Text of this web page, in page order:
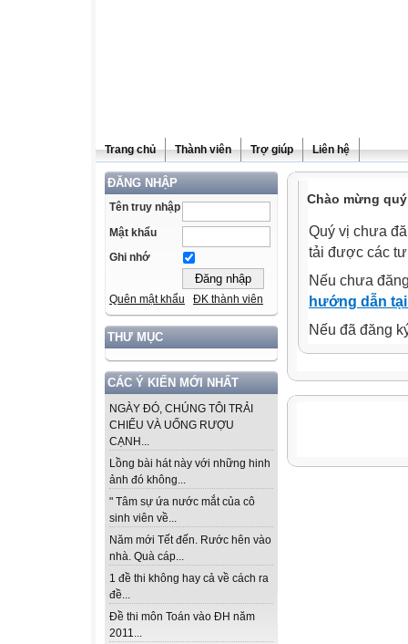
Trang chủ Thành viên Trợ giúp Liên hệ
ĐĂNG NHẬP
Tên truy nhập
Mật khẩu
Ghi nhớ
Quên mật khẩu ĐK thành viên
THƯ MỤC
CÁC Ý KIẾN MỚI NHẤT
NGÀY ĐÓ, CHÚNG TÔI TRẢI
CHIẾU VÀ UỐNG RƯỢU
CẠNH...
Lồng bài hát này với những hinh
ảnh đó không...
" Tâm sự ứa nước mắt của cô
sinh viên về...
Năm mới Tết đến. Rước hên vào
nhà. Quà cáp...
1 đề thi không hay cả về cách ra
đề...
Đề thi môn Toán vào ĐH năm
2011...
Chào mừng
Quý vị chưa
tải được các
Nếu chưa
hướng dẫn
Nếu đã đăng